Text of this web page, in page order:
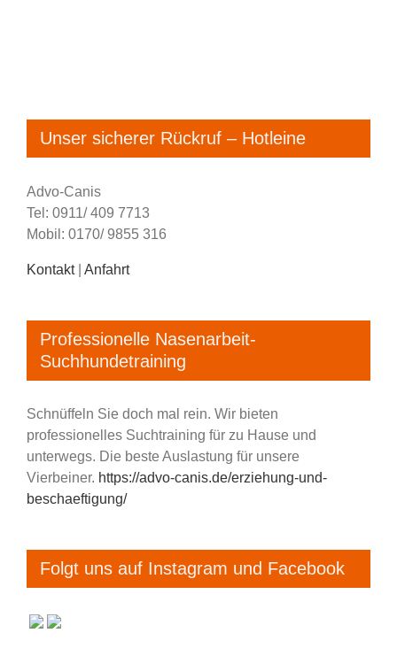
Unser sicherer Rückruf – Hotleine
Advo-Canis
Tel: 0911/ 409 7713
Mobil: 0170/ 9855 316
Kontakt| Anfahrt
Professionelle Nasenarbeit-
Suchhundetraining
Schnüffeln Sie doch mal rein. Wir bieten
professionelles Suchtraining für zu Hause und
unterwegs. Die beste Auslastung für unsere
Vierbeiner. https://advo-canis.de/erziehung-und-
beschaeftigung/
Folgt uns auf Instagram und Facebook